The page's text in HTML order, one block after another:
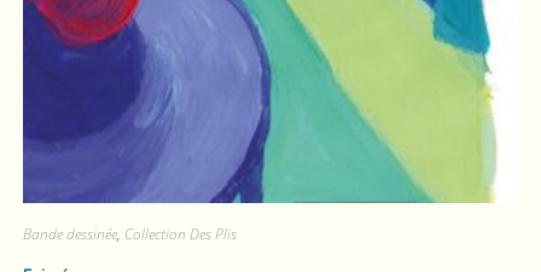
Bande dessinée, Collection Des Plis